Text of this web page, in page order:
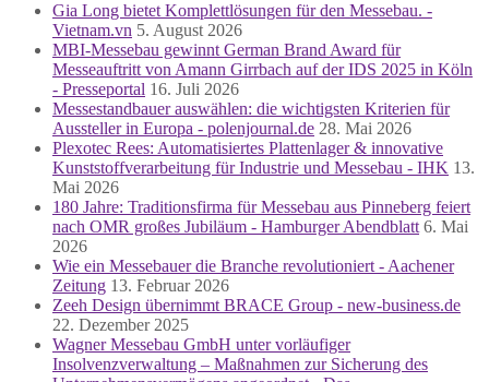
Gia Long bietet Komplettlösungen für den Messebau. -
Vietnam.vn 5. August 2026
MBI-Messebau gewinnt German Brand Award für
Messeauftritt von Amann Girrbach auf der IDS 2025 in Köln
- Presseportal 16. Juli 2026
Messestandbauer auswählen: die wichtigsten Kriterien für
Aussteller in Europa - polenjournal.de 28. Mai 2026
Plexotec Rees: Automatisiertes Plattenlager & innovative
Kunststoffverarbeitung für Industrie und Messebau - IHK 13.
Mai 2026
180 Jahre: Traditionsfirma für Messebau aus Pinneberg feiert
nach OMR großes Jubiläum - Hamburger Abendblatt 6. Mai
2026
Wie ein Messebauer die Branche revolutioniert - Aachener
Zeitung 13. Februar 2026
Zeeh Design übernimmt BRACE Group - new-business.de
22. Dezember 2025
Wagner Messebau GmbH unter vorläufiger
Insolvenzverwaltung – Maßnahmen zur Sicherung des